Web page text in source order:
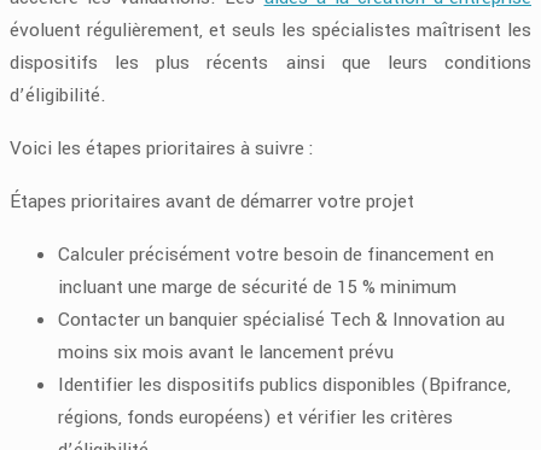
évoluent régulièrement, et seuls les spécialistes maîtrisent les
dispositifs les plus récents ainsi que leurs conditions
d’éligibilité.
Voici les étapes prioritaires à suivre :
Étapes prioritaires avant de démarrer votre projet
Calculer précisément votre besoin de financement en
incluant une marge de sécurité de 15 % minimum
Contacter un banquier spécialisé Tech & Innovation au
moins six mois avant le lancement prévu
Identifier les dispositifs publics disponibles (Bpifrance,
régions, fonds européens) et vérifier les critères